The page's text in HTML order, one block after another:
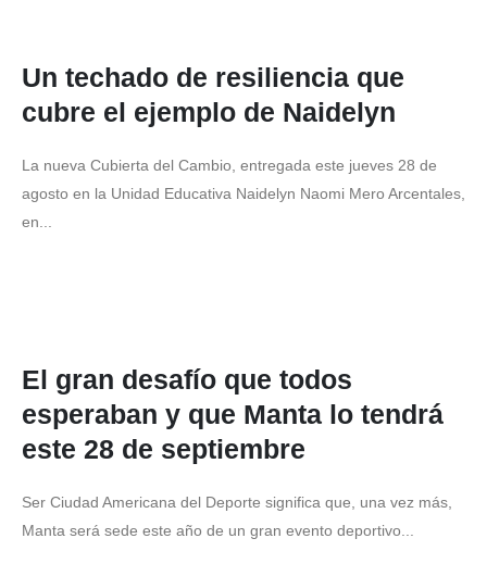
Un techado de resiliencia que
cubre el ejemplo de Naidelyn
La nueva Cubierta del Cambio, entregada este jueves 28 de
agosto en la Unidad Educativa Naidelyn Naomi Mero Arcentales,
en...
El gran desafío que todos
esperaban y que Manta lo tendrá
este 28 de septiembre
Ser Ciudad Americana del Deporte significa que, una vez más,
Manta será sede este año de un gran evento deportivo...